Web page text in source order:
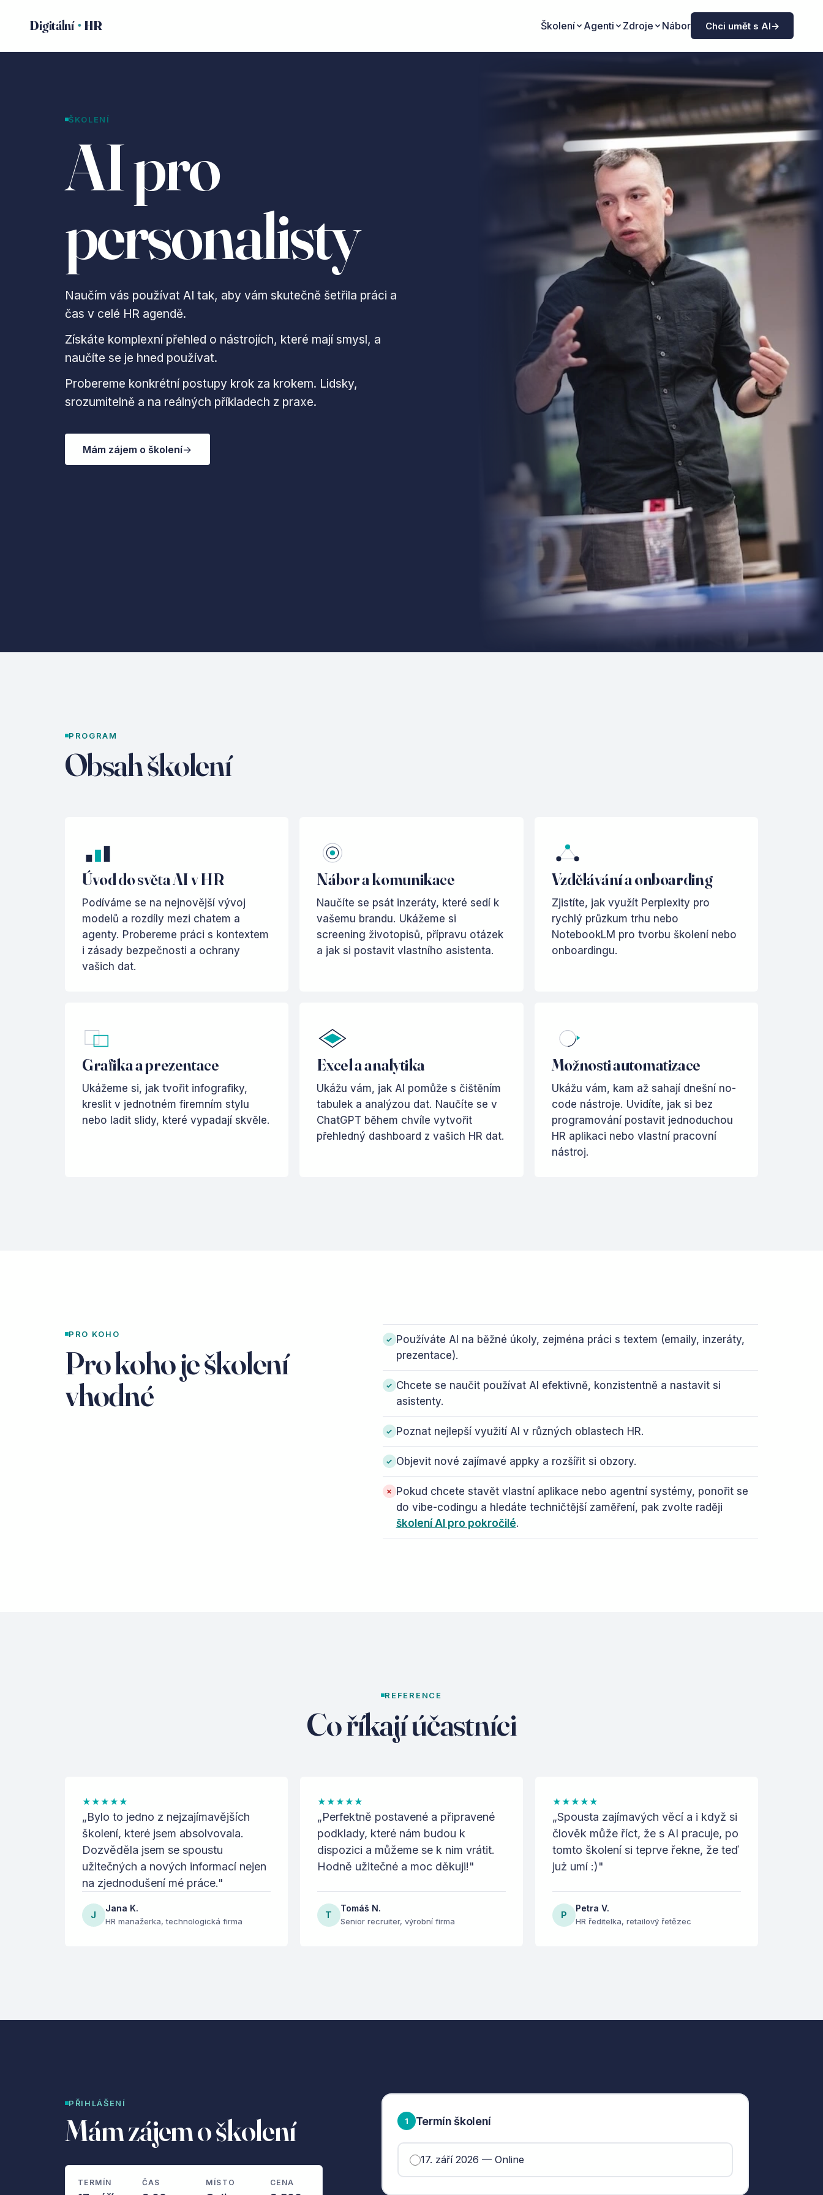
Digitální HR Školení Agenti Zdroje Nábor Chci umět s AI→
ŠKOLENÍ
AI pro
personalisty
Naučím vás používat AI tak, aby vám skutečně šetřila práci a
čas v celé HR agendě.
Získáte komplexní přehled o nástrojích, které mají smysl, a
naučíte se je hned používat.
Probereme konkrétní postupy krok za krokem. Lidsky,
srozumitelně a na reálných příkladech z praxe.
Mám zájem o školení→
PROGRAM
Obsah školení
Úvod do světa AI v HR
Podíváme se na nejnovější vývoj
modelů a rozdíly mezi chatem a
agenty. Probereme práci s kontextem
i zásady bezpečnosti a ochrany
vašich dat.
Nábor a komunikace
Naučíte se psát inzeráty, které sedí k
vašemu brandu. Ukážeme si
screening životopisů, přípravu otázek
a jak si postavit vlastního asistenta.
Vzdělávání a onboarding
Zjistíte, jak využít Perplexity pro
rychlý průzkum trhu nebo
NotebookLM pro tvorbu školení nebo
onboardingu.
Grafika a prezentace
Ukážeme si, jak tvořit infografiky,
kreslit v jednotném firemním stylu
nebo ladit slidy, které vypadají skvěle.
Excel a analytika
Ukážu vám, jak AI pomůže s čištěním
tabulek a analýzou dat. Naučíte se v
ChatGPT během chvíle vytvořit
přehledný dashboard z vašich HR dat.
Možnosti automatizace
Ukážu vám, kam až sahají dnešní no-
code nástroje. Uvidíte, jak si bez
programování postavit jednoduchou
HR aplikaci nebo vlastní pracovní
nástroj.
PRO KOHO
Pro koho je školení
vhodné
Používáte AI na běžné úkoly, zejména práci s textem (emaily, inzeráty,
prezentace).
Chcete se naučit používat AI efektivně, konzistentně a nastavit si
asistenty.
Poznat nejlepší využití AI v různých oblastech HR.
Objevit nové zajímavé appky a rozšířit si obzory.
Pokud chcete stavět vlastní aplikace nebo agentní systémy, ponořit se
do vibe-codingu a hledáte techničtější zaměření, pak zvolte raději
školení AI pro pokročilé.
REFERENCE
Co říkají účastníci
★★★★★
„Bylo to jedno z nejzajímavějších
školení, které jsem absolvovala.
Dozvěděla jsem se spoustu
užitečných a nových informací nejen
na zjednodušení mé práce."
J
Jana K.
HR manažerka, technologická firma
★★★★★
„Perfektně postavené a připravené
podklady, které nám budou k
dispozici a můžeme se k nim vrátit.
Hodně užitečné a moc děkuji!"
T
Tomáš N.
Senior recruiter, výrobní firma
★★★★★
„Spousta zajímavých věcí a i když si
člověk může říct, že s AI pracuje, po
tomto školení si teprve řekne, že teď
już umí :)"
P
Petra V.
HR ředitelka, retailový řetězec
PŘIHLÁŠENÍ
Mám zájem o školení
TERMÍN ČAS MÍSTO CENA
1 Termín školení
17. září 2026 — Online